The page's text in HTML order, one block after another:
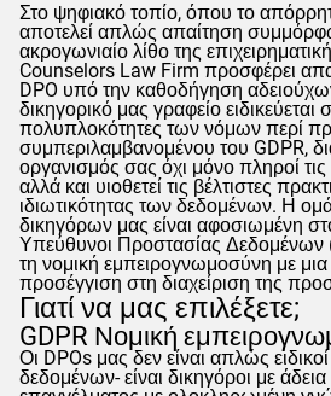
Στο ψηφιακό τοπίο, όπου το
αποτελεί απλώς απαίτηση
ακρογωνιαίο λίθο της
Counselors Law Firm προσφέρει
DPO υπό την καθοδήγηση
δικηγορικό μας γραφείο
πολυπλοκότητες των νόμων περί
συμπεριλαμβανομένου του GDPR,
οργανισμός σας όχι μόνο πληροί τις
αλλά και υιοθετεί τις βέλτιστες
ιδιωτικότητας των δεδομένων. Η
δικηγόρων μας είναι αφοσιωμένη
Υπεύθυνοι Προστασίας Δεδομένων
τη νομική εμπειρογνωμοσύνη με μια
προσέγγιση στη διαχείριση της
Γιατί να μας επιλέξετε;
GDPR Νομική
Οι DPOs μας δεν είναι απλώς
δεδομένων- είναι δικηγόροι με